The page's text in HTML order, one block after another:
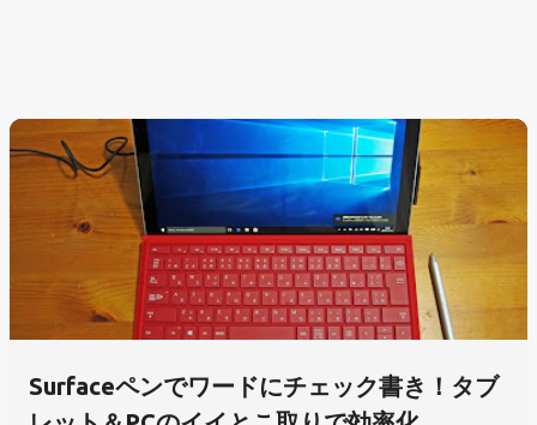
Surfaceペンでワードにチェック書き！タブ